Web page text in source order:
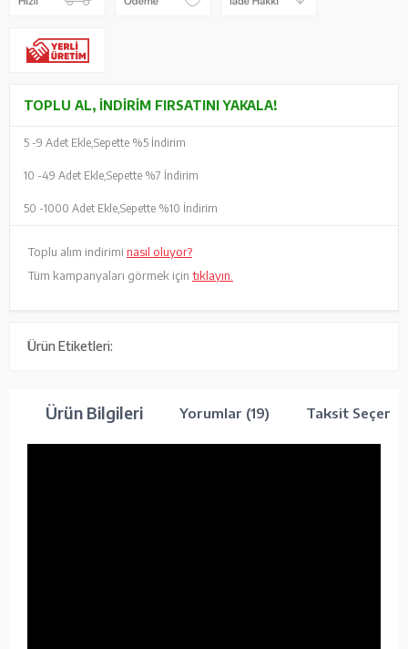
TOPLU AL, İNDIRIM FIRSATINI YAKALA!
5 -9 Adet Ekle, Sepette %5 İndirim
10 -49 Adet Ekle, Sepette %7 İndirim
50 -1000 Adet Ekle, Sepette %10 İndirim
Toplu alım indirimi nasıl oluyor?
Tüm kampanyaları görmek için tıklayın.
Ürün Etiketleri:
Ürün Bilgileri Yorumlar (19) Taksit